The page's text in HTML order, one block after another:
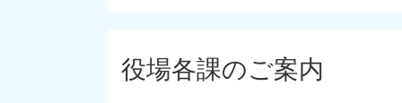
役場各課のご案内